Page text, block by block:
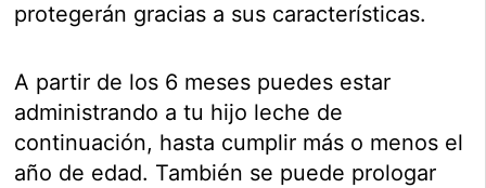
protegerán gracias a sus características.
A partir de los 6 meses puedes estar
administrando a tu hijo leche de
continuación, hasta cumplir más o menos el
año de edad. También se puede prologar